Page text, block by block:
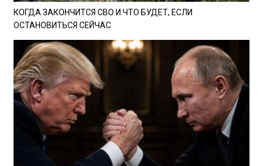
КОГДА ЗАКОНЧИТСЯ СВО И ЧТО БУДЕТ, ЕСЛИ
ОСТАНОВИТЬСЯ СЕЙЧАС